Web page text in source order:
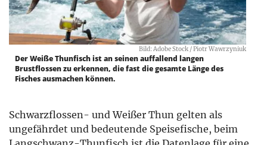
Bild: Adobe Stock / Piotr Wawrzyniuk
Der Weiße Thunfisch ist an seinen auffallend langen
Brustflossen zu erkennen, die fast die gesamte Länge des
Fisches ausmachen können.
Schwarzflossen- und Weißer Thun gelten als
ungefährdet und bedeutende Speisefische, beim